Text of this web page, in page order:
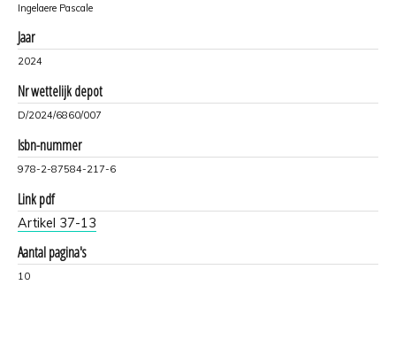
Ingelaere Pascale
Jaar
2024
Nr wettelijk depot
D/2024/6860/007
Isbn-nummer
978-2-87584-217-6
Link pdf
Artikel 37-13
Aantal pagina's
10